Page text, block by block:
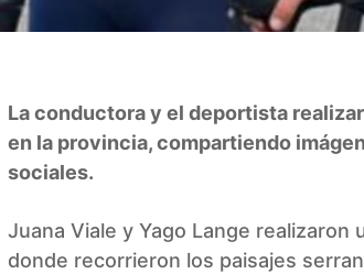
La conductora y el deportista
en la provincia, compartiendo
sociales.
Juana Viale y Yago Lange realizaron
donde recorrieron los paisajes